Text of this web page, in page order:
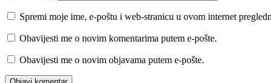
Spremi moje ime, e-poštu i web-stranicu u ovom internet
Obavijesti me o novim komentarima putem e-pošte.
Obavijesti me o novim objavama putem e-pošte.